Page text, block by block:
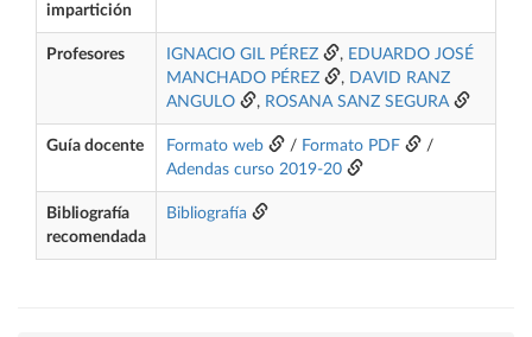
impartición
Profesores IGNACIO GIL PÉREZ , EDUARDO JOSÉ
MANCHADO PÉREZ
, DAVID RANZ
ANGULO
, ROSANA SANZ SEGURA
Guía docente Formato web / Formato PDF
/
Adendas curso 2019-20
Bibliografía
recomendada
Bibliografía